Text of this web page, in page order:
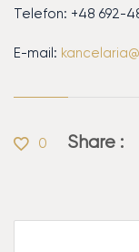
Telefon: +48 692-
E-mail:
0 Share :